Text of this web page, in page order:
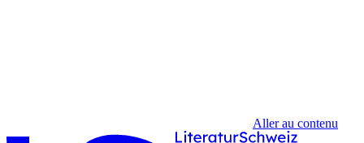
Aller au contenu